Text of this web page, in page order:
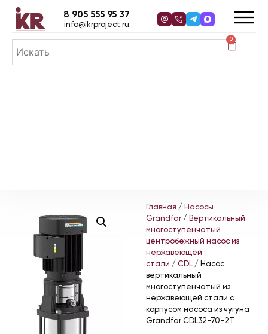
0
8 905 555 95 37
info@ikrproject.ru
Главная / Насосы
Grandfar / Вертикальный
многоступенчатый
центробежный насос из
нержавеющей
стали / CDL / Насос
вертикальный
многоступенчатый из
нержавеющей стали с
корпусом насоса из чугуна
Grandfar CDL32-70-2T